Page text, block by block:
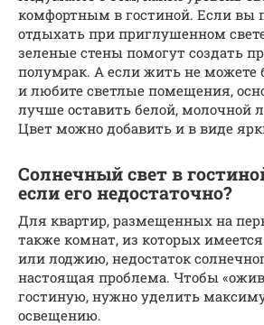
комфортным в гостиной. Если вы
отдыхать при приглушенном
зеленые стены помогут создать
полумрак. А если жить не можете
и любите светлые помещения,
лучше оставить белой, молочной
Цвет можно добавить и в виде
Солнечный свет в
если его недостаточно?
Для квартир, размещенных на
также комнат, из которых
или лоджию, недостаток
настоящая проблема. Чтобы
гостиную, нужно уделить
освещению.